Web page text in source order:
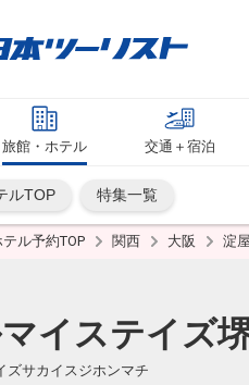
旅館・ホテル 交通＋宿泊
ルTOP 特集一覧
ル予約TOP 関西 大阪 淀
イステイズ
ズサカイスジホンマチ